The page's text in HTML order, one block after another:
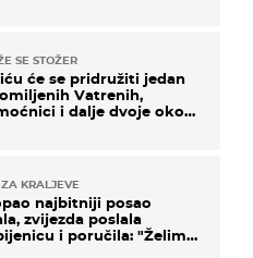
SE STOŽER
će se pridružiti jedan
Vatrenih,
i dalje dvoje oko
ZA KRALJEVE
najbitniji posao
zvijezda poslala
i poručila: "Želim